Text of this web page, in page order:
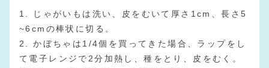
1. じゃがいもは洗い、皮をむいて厚さ1cm、長さ5
~6cmの棒状に切る。
2. かぼちゃは1/4個を買ってきた場合、ラップをし
て電子レンジで2分加熱し、種をとり、皮をむく。